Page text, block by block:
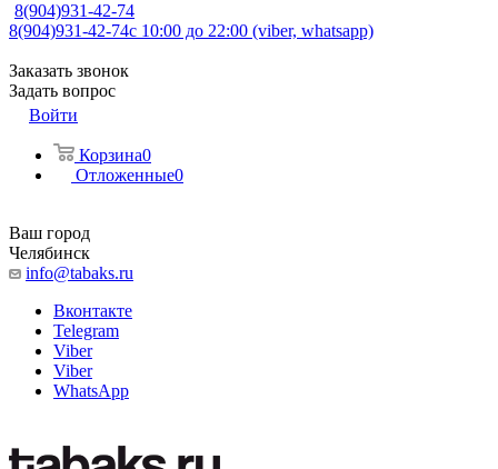
8(904)931-42-74
8(904)931-42-74с 10:00 до 22:00 (viber, whatsapp)
Заказать звонок
Задать вопрос
Войти
Корзина0
Отложенные0
Ваш город
Челябинск
info@tabaks.ru
Вконтакте
Telegram
Viber
Viber
WhatsApp